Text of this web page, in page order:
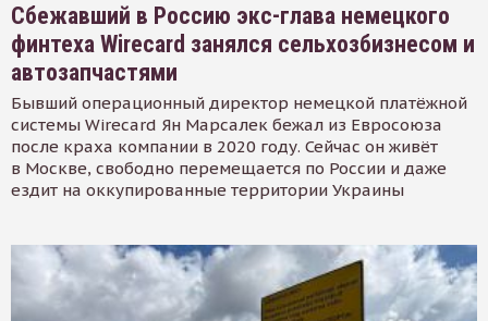
Сбежавший в Россию экс-глава немецкого
финтеха Wirecard занялся сельхозбизнесом и
автозапчастями
Бывший операционный директор немецкой платёжной
системы Wirecard Ян Марсалек бежал из Евросоюза
после краха компании в 2020 году. Сейчас он живёт
в Москве, свободно перемещается по России и даже
ездит на оккупированные территории Украины